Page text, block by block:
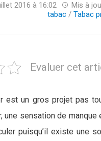
2016 à 16:02 Mis à
tabac / Tabac
Evaluer cet
est un gros projet pas
une sensation de
puisqu’il existe une